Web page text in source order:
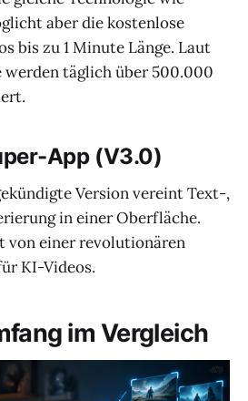
aber die kostenlose
bis zu 1 Minute Länge. Laut
täglich über 500.000
App (V3.0)
Version vereint Text-,
in einer Oberfläche.
von einer revolutionären
KI-Videos.
im Vergleich